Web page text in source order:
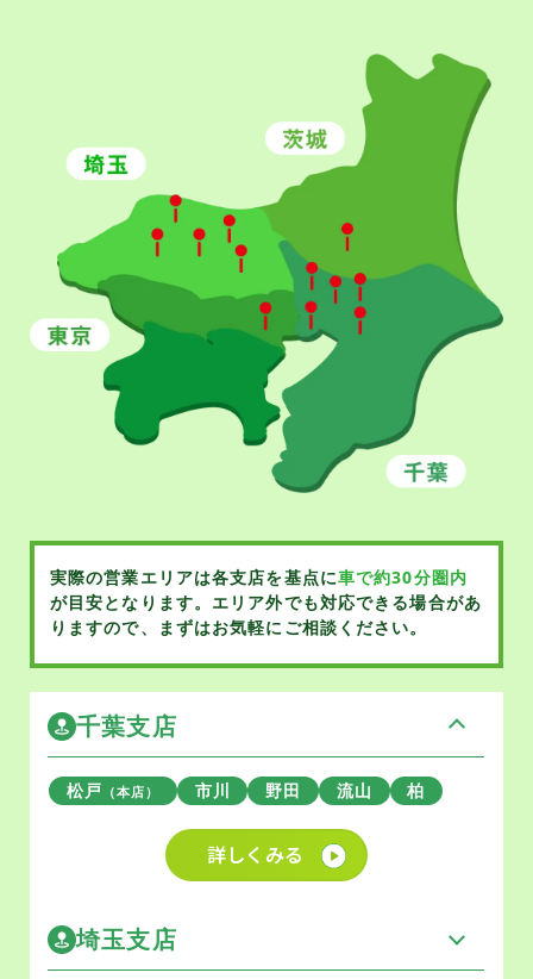
実際の営業エリアは各支店を基点に車で約30分圏内
が目安となります。 エリア外でも対応できる場合があ
りますので、まずはお気軽にご相談ください。
千葉支店
松戸 （本店） 市川 野田 流山 柏
詳しくみる
埼玉支店